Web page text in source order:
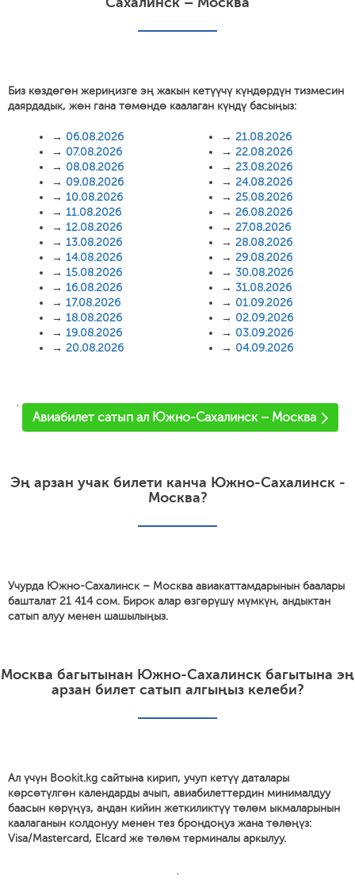
Биз көздөгөн жериңизге эң жакын кетүүчү күндөрдүн тизмесин
даярдадык, жөн гана төмөндө каалаган күндү басыңыз:
→ 06.08.2026
→ 07.08.2026
→ 08.08.2026
→ 09.08.2026
→ 10.08.2026
→ 11.08.2026
→ 12.08.2026
→ 13.08.2026
→ 14.08.2026
→ 15.08.2026
→ 16.08.2026
→ 17.08.2026
→ 18.08.2026
→ 19.08.2026
→ 20.08.2026
→ 21.08.2026
→ 22.08.2026
→ 23.08.2026
→ 24.08.2026
→ 25.08.2026
→ 26.08.2026
→ 27.08.2026
→ 28.08.2026
→ 29.08.2026
→ 30.08.2026
→ 31.08.2026
→ 01.09.2026
→ 02.09.2026
→ 03.09.2026
→ 04.09.2026
'
Авиабилет сатып ал Южно-Сахалинск – Москва
Эң арзан учак билети канча Южно-Сахалинск -
Москва?
Учурда Южно-Сахалинск – Москва авиакаттамдарынын баалары
башталат 21 414 сом. Бирок алар өзгөрүшү мүмкүн, андыктан
сатып алуу менен шашылыңыз.
Москва багытынан Южно-Сахалинск багытына эң
арзан билет сатып алгыңыз келеби?
Ал үчүн Bookit.kg сайтына кирип, учуп кетүү даталары
көрсөтүлгөн календарды ачып, авиабилеттердин минималдуу
баасын көрүңүз, андан кийин жеткиликтүү төлөм ыкмаларынын
каалаганын колдонуу менен тез брондоңуз жана төлөңүз:
Visa/Mastercard, Elcard же төлөм терминалы аркылуу.
'